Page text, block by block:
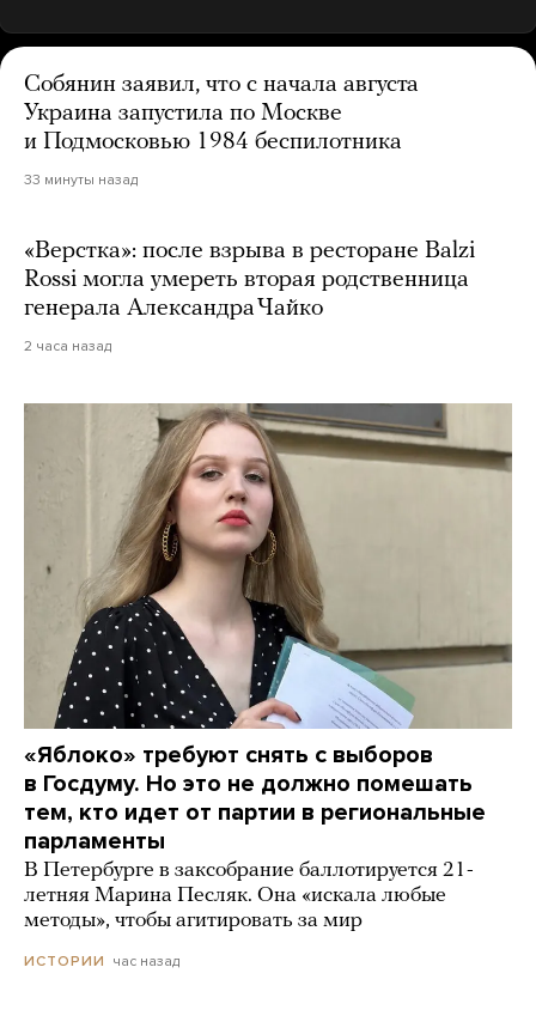
Собянин заявил, что с начала августа
Украина запустила по Москве
и Подмосковью 1984 беспилотника
33 минуты назад
«Верстка»: после взрыва в ресторане Balzi
Rossi могла умереть вторая родственница
генерала Александра Чайко
2 часа назад
«Яблоко» требуют снять с выборов
в Госдуму. Но это не должно помешать
тем, кто идет от партии в региональные
парламенты
В Петербурге в заксобрание баллотируется 21-
летняя Марина Песляк. Она «искала любые
методы», чтобы агитировать за мир
ИСТОРИИ час назад